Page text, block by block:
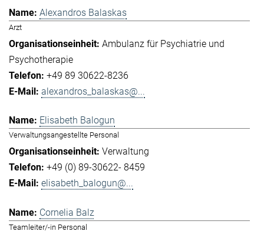
Alexandros Balaskas
Arzt
Ambulanz für Psychiatrie und
Psychotherapie
+49 89 30622-8236
alexandros_balaskas@...
Elisabeth Balogun
Verwaltungsangestellte Personal
Verwaltung
+49 (0) 89-30622- 8459
elisabeth_balogun@...
Cornelia Balz
Teamleiter/-in Personal